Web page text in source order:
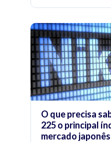
O que precisa
225 o principal
mercado japonês